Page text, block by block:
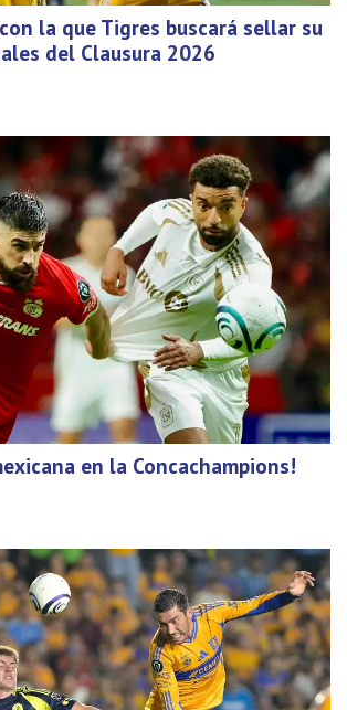
la que Tigres buscará sellar su
del Clausura 2026
en la Concachampions!